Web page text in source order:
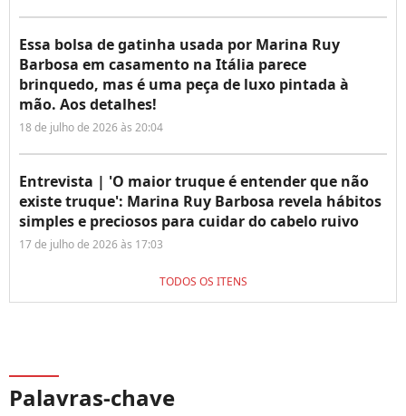
Essa bolsa de gatinha usada por Marina Ruy
Barbosa em casamento na Itália parece
brinquedo, mas é uma peça de luxo pintada à
mão. Aos detalhes!
18 de julho de 2026 às 20:04
Entrevista | 'O maior truque é entender que não
existe truque': Marina Ruy Barbosa revela hábitos
simples e preciosos para cuidar do cabelo ruivo
17 de julho de 2026 às 17:03
TODOS OS ITENS
Palavras-chave